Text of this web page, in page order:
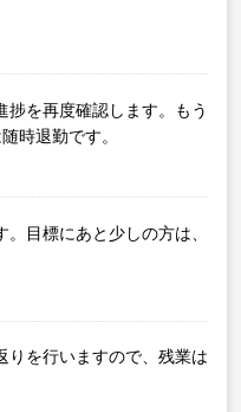
を再度確認します。もう
時退勤です。
目標にあと少しの方は、
りを行いますので、残業は